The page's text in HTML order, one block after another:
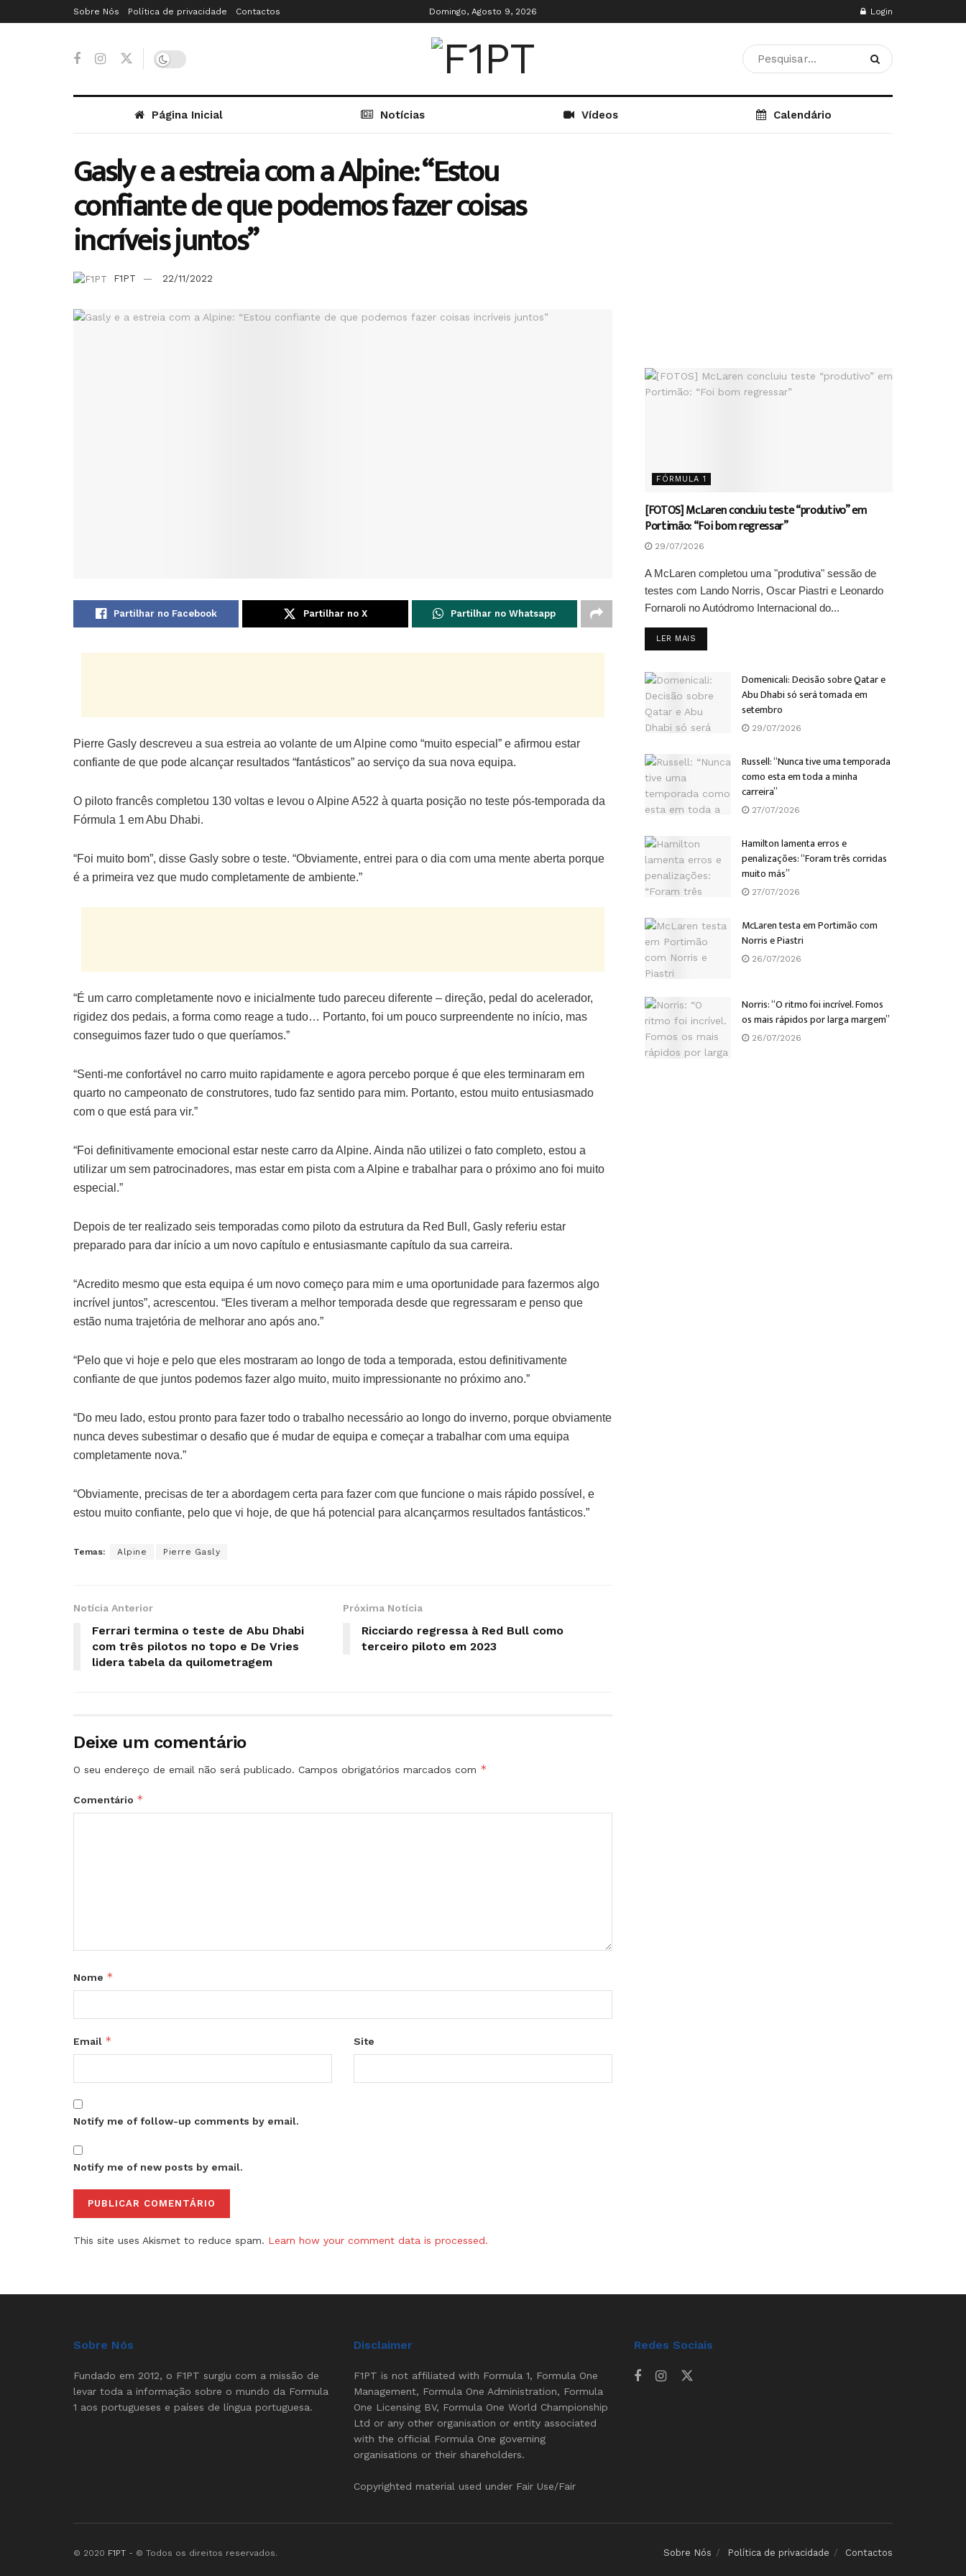
Sobre Nós Política de privacidade Contactos Domingo, Agosto 9, 2026 Login
Página Inicial Notícias Vídeos Calendário
Gasly e a estreia com a Alpine: “Estou
confiante de que podemos fazer coisas
incríveis juntos”
F1PT 22/11/2022
Partilhar no Facebook Partilhar no X Partilhar no Whatsapp
Pierre Gasly descreveu a sua estreia ao volante de um Alpine como “muito especial” e afirmou estar
confiante de que pode alcançar resultados “fantásticos” ao serviço da sua nova equipa.
O piloto francês completou 130 voltas e levou o Alpine A522 à quarta posição no teste pós-temporada da
Fórmula 1 em Abu Dhabi.
“Foi muito bom”, disse Gasly sobre o teste. “Obviamente, entrei para o dia com uma mente aberta porque
é a primeira vez que mudo completamente de ambiente.”
“É um carro completamente novo e inicialmente tudo pareceu diferente – direção, pedal do acelerador,
rigidez dos pedais, a forma como reage a tudo… Portanto, foi um pouco surpreendente no início, mas
conseguimos fazer tudo o que queríamos.”
“Senti-me confortável no carro muito rapidamente e agora percebo porque é que eles terminaram em
quarto no campeonato de construtores, tudo faz sentido para mim. Portanto, estou muito entusiasmado
com o que está para vir.”
“Foi definitivamente emocional estar neste carro da Alpine. Ainda não utilizei o fato completo, estou a
utilizar um sem patrocinadores, mas estar em pista com a Alpine e trabalhar para o próximo ano foi muito
especial.”
Depois de ter realizado seis temporadas como piloto da estrutura da Red Bull, Gasly referiu estar
preparado para dar início a um novo capítulo e entusiasmante capítulo da sua carreira.
“Acredito mesmo que esta equipa é um novo começo para mim e uma oportunidade para fazermos algo
incrível juntos”, acrescentou. “Eles tiveram a melhor temporada desde que regressaram e penso que
estão numa trajetória de melhorar ano após ano.”
“Pelo que vi hoje e pelo que eles mostraram ao longo de toda a temporada, estou definitivamente
confiante de que juntos podemos fazer algo muito, muito impressionante no próximo ano.”
“Do meu lado, estou pronto para fazer todo o trabalho necessário ao longo do inverno, porque obviamente
nunca deves subestimar o desafio que é mudar de equipa e começar a trabalhar com uma equipa
completamente nova.”
“Obviamente, precisas de ter a abordagem certa para fazer com que funcione o mais rápido possível, e
estou muito confiante, pelo que vi hoje, de que há potencial para alcançarmos resultados fantásticos.”
Temas: Alpine Pierre Gasly
Notícia Anterior
Ferrari termina o teste de Abu Dhabi
com três pilotos no topo e De Vries
lidera tabela da quilometragem
Próxima Notícia
Ricciardo regressa à Red Bull como
terceiro piloto em 2023
Deixe um comentário
O seu endereço de email não será publicado. Campos obrigatórios marcados com *
Comentário *
Nome *
Email * Site
Notify me of follow-up comments by email.
Notify me of new posts by email.
This site uses Akismet to reduce spam. Learn how your comment data is processed.
FÓRMULA 1
[FOTOS] McLaren concluiu teste “produtivo” em
Portimão: “Foi bom regressar”
29/07/2026
A McLaren completou uma "produtiva" sessão de
testes com Lando Norris, Oscar Piastri e Leonardo
Fornaroli no Autódromo Internacional do...
LER MAIS
Domenicali: Decisão sobre Qatar e
Abu Dhabi só será tomada em
setembro
29/07/2026
Russell: “Nunca tive uma temporada
como esta em toda a minha
carreira”
27/07/2026
Hamilton lamenta erros e
penalizações: “Foram três corridas
muito más”
27/07/2026
McLaren testa em Portimão com
Norris e Piastri
26/07/2026
Norris: “O ritmo foi incrível. Fomos
os mais rápidos por larga margem”
26/07/2026
Sobre Nós
Fundado em 2012, o F1PT surgiu com a missão de
levar toda a informação sobre o mundo da Formula
1 aos portugueses e países de língua portuguesa.
Disclaimer
F1PT is not affiliated with Formula 1, Formula One
Management, Formula One Administration, Formula
One Licensing BV, Formula One World Championship
Ltd or any other organisation or entity associated
with the official Formula One governing
organisations or their shareholders.
Copyrighted material used under Fair Use/Fair
Redes Sociais
Sobre Nós Política de privacidade Contactos
© 2020 F1PT - © Todos os direitos reservados.